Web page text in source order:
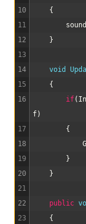
10
11
12
13
14
15
16
17
18
19
20
21
22
23
{
}
void
{
if(
f)
{
}
}
public
{